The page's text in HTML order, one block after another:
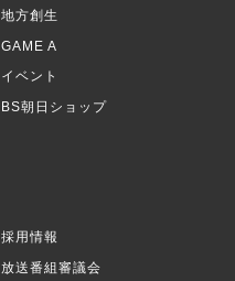
地方創生
GAME A
イベント
BS朝日ショップ
採用情報
放送番組審議会